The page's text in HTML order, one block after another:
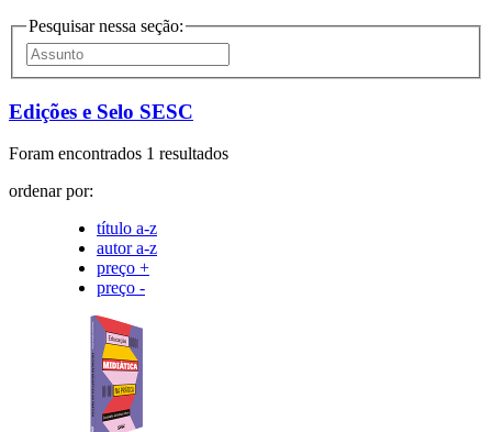
Pesquisar nessa seção:
Edições e Selo SESC
Foram encontrados 1 resultados
ordenar por:
título a-z
autor a-z
preço +
preço -